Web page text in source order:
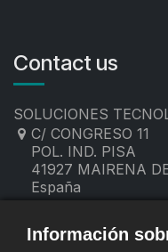
Contact us
SOLUCIONES
C/ CONGRESO 11
POL. IND. PISA
41927 MAIRENA
España
contacto@sevitec.es
Información